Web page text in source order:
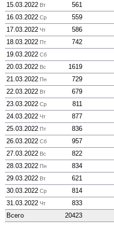
15.03.2022 Вт 561
16.03.2022 Ср 559
17.03.2022 Чт 586
18.03.2022 Пт 742
19.03.2022 Сб
20.03.2022 Вс 1619
21.03.2022 Пн 729
22.03.2022 Вт 679
23.03.2022 Ср 811
24.03.2022 Чт 877
25.03.2022 Пт 836
26.03.2022 Сб 957
27.03.2022 Вс 822
28.03.2022 Пн 834
29.03.2022 Вт 621
30.03.2022 Ср 814
31.03.2022 Чт 833
Всего
20423